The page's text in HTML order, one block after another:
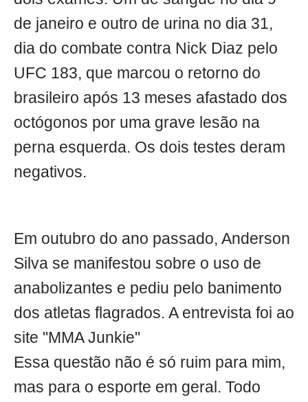
de janeiro e outro de urina no dia 31,
dia do combate contra Nick Diaz pelo
UFC 183, que marcou o retorno do
brasileiro após 13 meses afastado dos
octógonos por uma grave lesão na
perna esquerda. Os dois testes deram
negativos.
Em outubro do ano passado, Anderson
Silva se manifestou sobre o uso de
anabolizantes e pediu pelo banimento
dos atletas flagrados. A entrevista foi ao
site "MMA Junkie"
Essa questão não é só ruim para mim,
mas para o esporte em geral. Todo